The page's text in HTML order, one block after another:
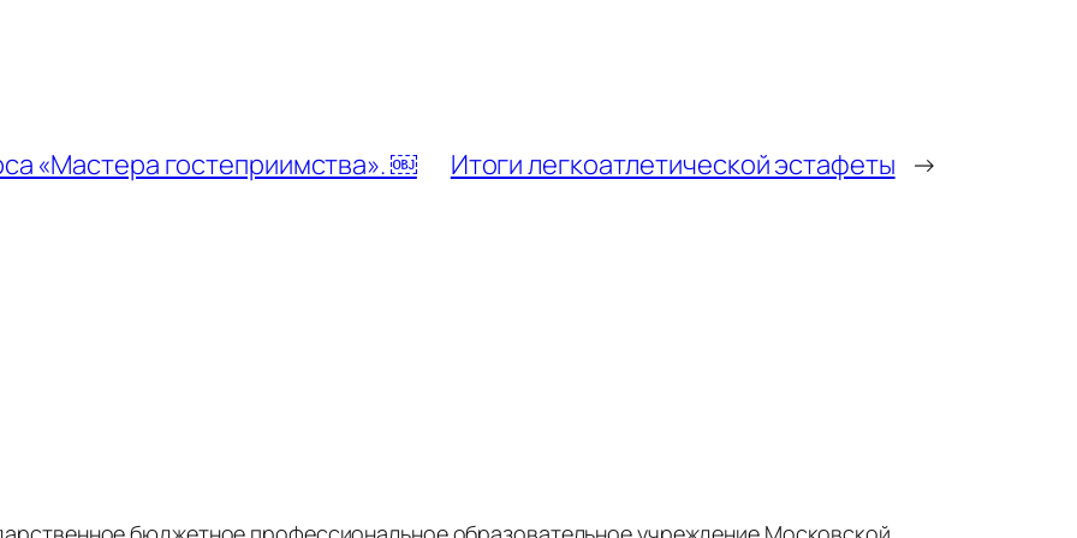
«Мастера гостеприимства». ￼ Итоги легкоатлетической эстафеты →